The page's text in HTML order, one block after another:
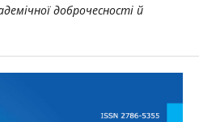
доброчесності й